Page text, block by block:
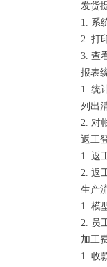
发货
1. 系
2. 打
3. 查
报表
1. 统
列出
2. 对
返工
1. 返
2. 返
生产
1. 模
2. 员
加工
1. 收